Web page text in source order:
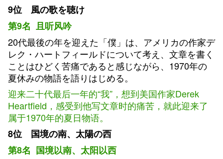
9位 風の歌を聴け
第9名 且听风吟
20代最後の年を迎えた「僕」は、アメリカの作家デ
レク・ハートフィールドについて考え、文章を書く
ことはひどく苦痛であると感じながら、1970年の
夏休みの物語を語りはじめる。
迎来二十代最后一年的“我”，想到美国作家Derek
Heartfield，感受到他写文章时的痛苦，就此迎来了
属于1970年的夏日物语。
8位 国境の南、太陽の西
第8名 国境以南、太阳以西